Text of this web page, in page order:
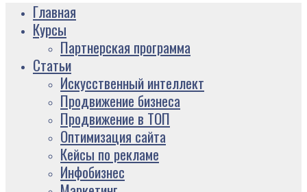
Главная
Курсы
Партнерская программа
Статьи
Искусственный интеллект
Продвижение бизнеса
Продвижение в ТОП
Оптимизация сайта
Кейсы по рекламе
Инфобизнес